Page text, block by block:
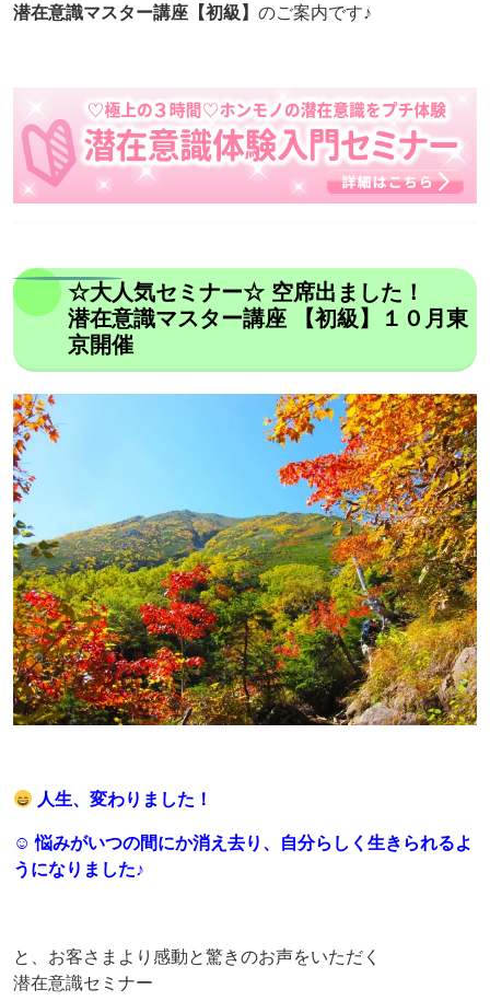
潜在意識マスター講座【初級】 のご案内です♪
☆大人気セミナー☆ 空席出ました！
潜在意識マスター講座 【初級】１０月東
京開催
人生、変わりました！
☺ 悩みがいつの間にか消え去り、自分らしく生きられるよ
うになりました♪
と、お客さまより感動と驚きのお声をいただく
潜在意識セミナー